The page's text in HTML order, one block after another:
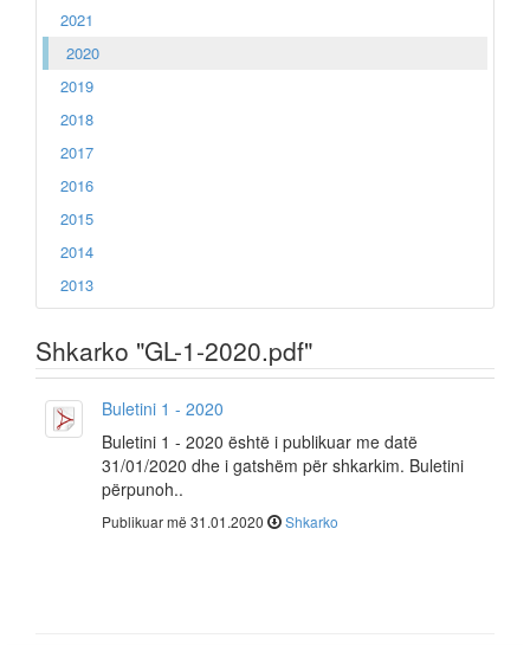
2021
2020
2019
2018
2017
2016
2015
2014
2013
Shkarko "GL-1-2020.pdf"
Buletini 1 - 2020
Buletini 1 - 2020 është i publikuar me datë
31/01/2020 dhe i gatshëm për shkarkim. Buletini
përpunoh..
Publikuar më 31.01.2020 Shkarko